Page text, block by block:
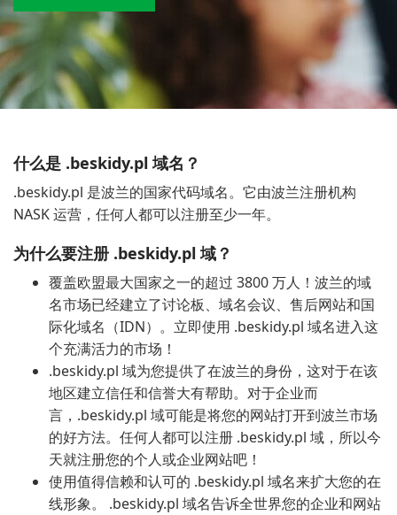
什么是 .beskidy.pl 域名？
.beskidy.pl 是波兰的国家代码域名。它由波兰注册机构
NASK 运营，任何人都可以注册至少一年。
为什么要注册 .beskidy.pl 域？
覆盖欧盟最大国家之一的超过 3800 万人！波兰的域
名市场已经建立了讨论板、域名会议、售后网站和国
际化域名（IDN）。立即使用 .beskidy.pl 域名进入这
个充满活力的市场！
.beskidy.pl 域为您提供了在波兰的身份，这对于在该
地区建立信任和信誉大有帮助。对于企业而
言，.beskidy.pl 域可能是将您的网站打开到波兰市场
的好方法。任何人都可以注册 .beskidy.pl 域，所以今
天就注册您的个人或企业网站吧！
使用值得信赖和认可的 .beskidy.pl 域名来扩大您的在
线形象。 .beskidy.pl 域名告诉全世界您的企业和网站